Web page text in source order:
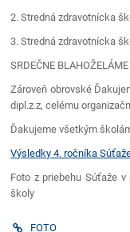
2. Stredná zdravotnícka
3. Stredná zdravotnícka
SRDEČNE BLAHOŽELÁME
Zároveň obrovské
dipl.z.z, celému
Ďakujeme všetkým
Výsledky 4. ročníka
Foto z priebehu Súťaže
školy
FOTO